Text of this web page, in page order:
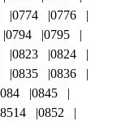
0774
0776
0794
0795
0823
0824
0835
0836
084
0845
0852